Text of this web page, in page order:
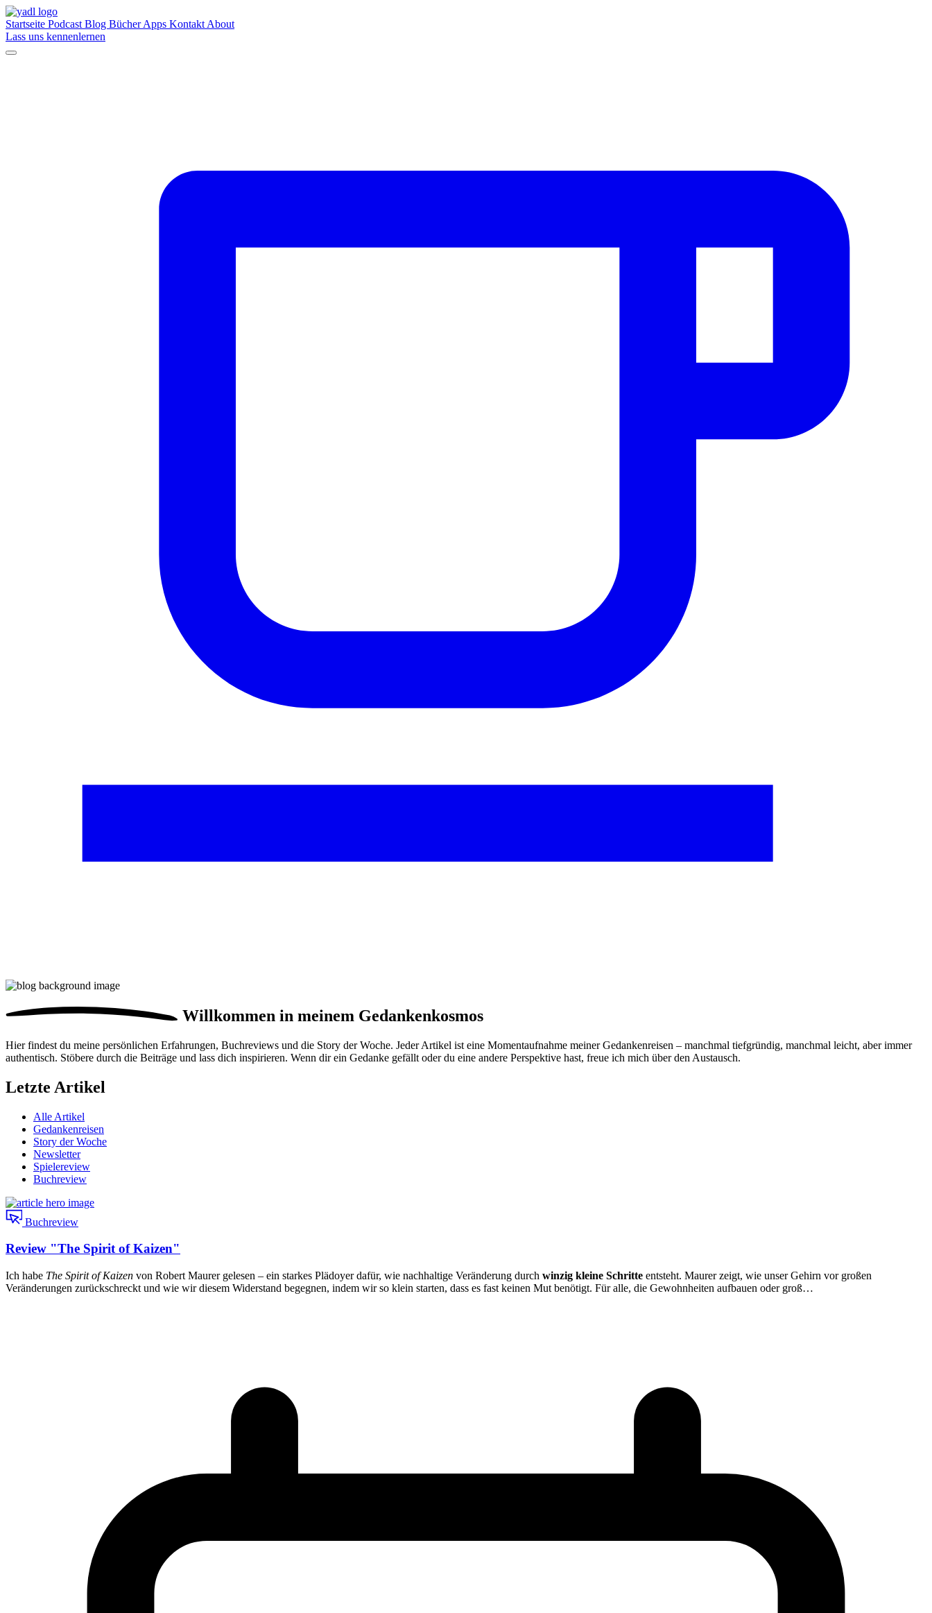
Startseite Podcast Blog BücherApps Kontakt About
Lass uns kennenlernen
Willkommen in meinem Gedankenkosmos
Hier findest du meine persönlichen Erfahrungen, Buchreviews und die Story der Woche. Jeder Artikel ist eine Momentaufnahme meiner Gedankenreisen – manchmal tiefgründig, manchmal leicht, aber immer
authentisch. Stöbere durch die Beiträge und lass dich inspirieren. Wenn dir ein Gedanke gefällt oder du eine andere Perspektive hast, freue ich mich über den Austausch.
Letzte Artikel
Alle Artikel
Gedankenreisen
Story der Woche
Newsletter
Spielereview
Buchreview
Buchreview
Review "The Spirit of Kaizen"
Ich habe The Spirit of Kaizen von Robert Maurer gelesen – ein starkes Plädoyer dafür, wie nachhaltige Veränderung durch winzig kleine Schritte entsteht. Maurer zeigt, wie unser Gehirn vor großen
Veränderungen zurückschreckt und wie wir diesem Widerstand begegnen, indem wir so klein starten, dass es fast keinen Mut benötigt. Für alle, die Gewohnheiten aufbauen oder groß…